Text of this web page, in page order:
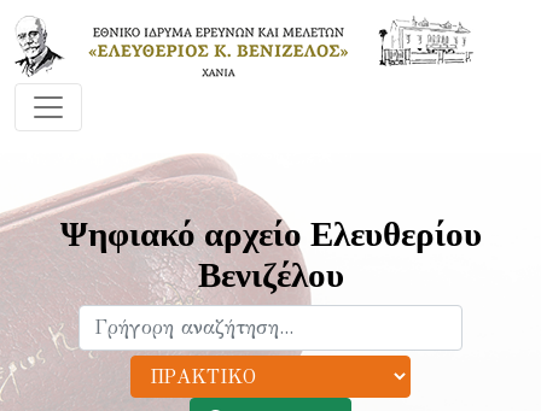
Ψηφιακό αρχείο Ελευθερίου
Βενιζέλου